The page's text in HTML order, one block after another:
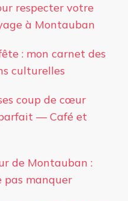
respecter votre
à Montauban
: mon carnet des
culturelles
coup de cœur
— Café et
de Montauban :
pas manquer